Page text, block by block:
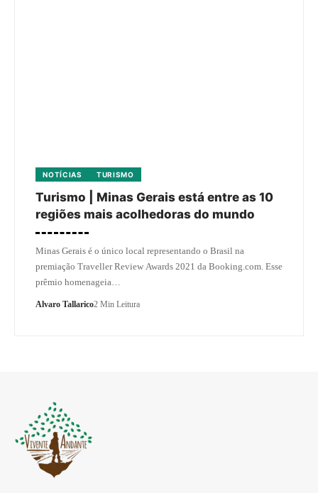
NOTÍCIAS TURISMO
Turismo | Minas Gerais está entre as 10
regiões mais acolhedoras do mundo
Minas Gerais é o único local representando o Brasil na
premiação Traveller Review Awards 2021 da Booking.com. Esse
prêmio homenageia…
Alvaro Tallarico2 Min Leitura